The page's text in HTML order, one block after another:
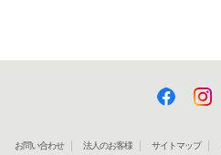
お問い合わせ 法人のお客様 サイトマップ